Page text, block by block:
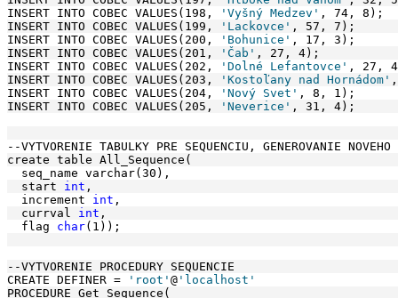
INSERT INTO COBEC VALUES(198,
'Vyšný Medzev' , 74, 8);
INSERT INTO COBEC VALUES(199,
'Lackovce' , 57, 7);
INSERT INTO COBEC VALUES(200,
'Bohunice' , 17, 3);
INSERT INTO COBEC VALUES(201,
'Čab' , 27, 4);
INSERT INTO COBEC VALUES(202,
'Dolné Lefantovce' , 27,
INSERT INTO COBEC VALUES(203,
'Kostoľany nad Hornádom'
INSERT INTO COBEC VALUES(204,
'Nový Svet' , 8, 1);
INSERT INTO COBEC VALUES(205,
'Neverice' , 31, 4);
--VYTVORENIE TABULKY PRE SEQUENCIU, GENEROVANIE
create table All_Sequence(
  seq_name varchar(30),
  start
int ,
  increment
int ,
  currval
int ,
  flag
char(1));
--VYTVORENIE PROCEDURY SEQUENCIE
CREATE DEFINER =
'root' @ 'localhost'
PROCEDURE Get_Sequence(